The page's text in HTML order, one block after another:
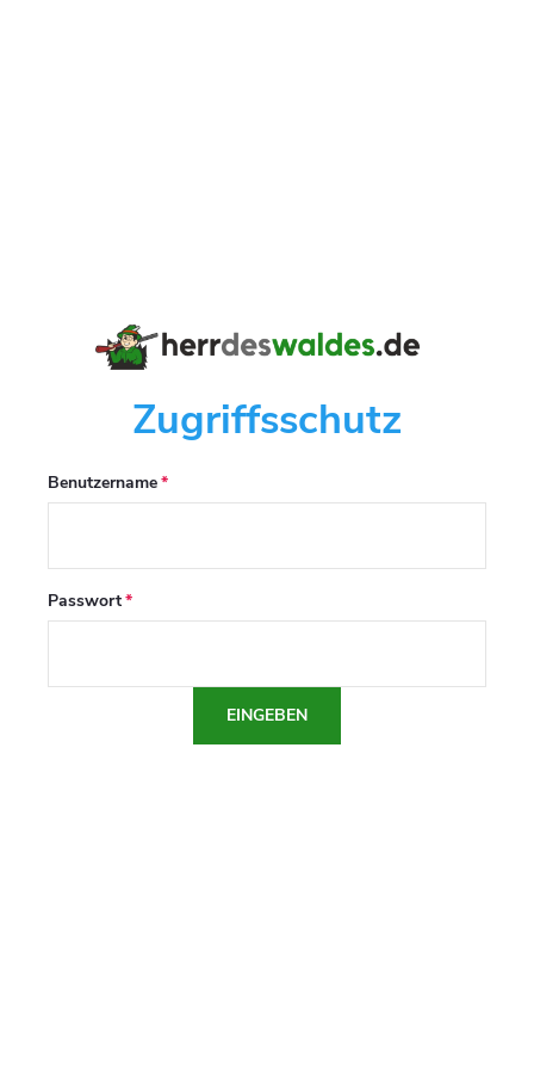
Zugriffsschutz
Benutzername
Passwort
EINGEBEN